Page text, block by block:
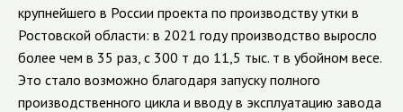
крупнейшего в России проекта по производству утки в
Ростовской области: в 2021 году производство выросло
более чем в 35 раз, с 300 т до 11,5 тыс. т в убойном весе.
Это стало возможно благодаря запуску полного
производственного цикла и вводу в эксплуатацию завода